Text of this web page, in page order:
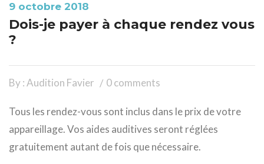
9 octobre 2018
Dois-je payer à chaque rendez vous
?
By : Audition Favier 0 comments
Tous les rendez-vous sont inclus dans le prix de votre
appareillage. Vos aides auditives seront réglées
gratuitement autant de fois que nécessaire.